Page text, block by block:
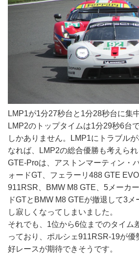
LMP1が1分27秒台と1分28秒台に集
LMP2のトップタイムは1分29秒6台
しかありません。LMP1にトラブル
なれば、LMP2の総合優勝も考えられ
GTE-Proは、アストンマーティン・
ォードGT、フェラーリ488 GTE
911RSR、BMW M8 GTE、5メーカ
ドGTとBMW M8 GTEが撤退して3
し寂しくなってしまいました。
それでも、1位から6位までのタイム
っており、ポルシェ911RSR-19が優
好レースが期待できそうです。